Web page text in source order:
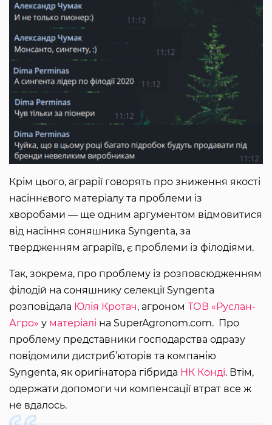
Крім цього, аграрії говорять про зниження якості
насіннєвого матеріалу та проблеми із
хворобами — ще одним аргументом відмовитися
від насіння соняшника Syngenta, за
твердженням аграріїв, є проблеми із філодіями.
Так, зокрема, про проблему із розповсюдженням
філодій на соняшнику селекції Syngenta
розповідала Юлія Кротач, агроном ТОВ «Руслан-
Агро» у матеріалі на SuperAgronom.com. Про
проблему представники господарства одразу
повідомили дистриб’юторів та компанію
Syngenta, як оригінатора гібрида НК Конді. Втім,
одержати допомоги чи компенсації втрат все ж
не вдалось.